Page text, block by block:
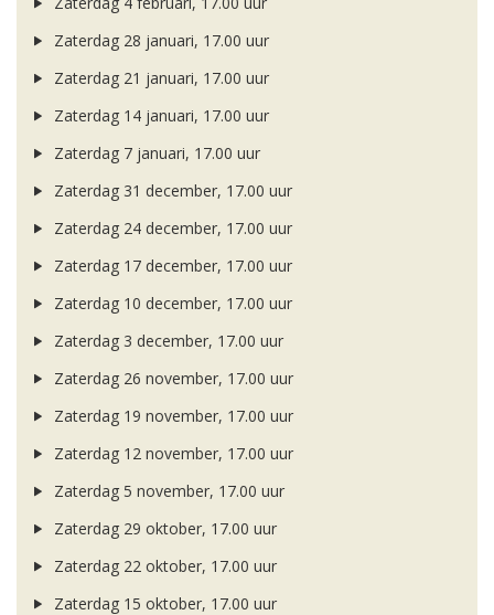
Zaterdag 28 januari, 17.00 uur
Zaterdag 21 januari, 17.00 uur
Zaterdag 14 januari, 17.00 uur
Zaterdag 7 januari, 17.00 uur
Zaterdag 31 december, 17.00 uur
Zaterdag 24 december, 17.00 uur
Zaterdag 17 december, 17.00 uur
Zaterdag 10 december, 17.00 uur
Zaterdag 3 december, 17.00 uur
Zaterdag 26 november, 17.00 uur
Zaterdag 19 november, 17.00 uur
Zaterdag 12 november, 17.00 uur
Zaterdag 5 november, 17.00 uur
Zaterdag 29 oktober, 17.00 uur
Zaterdag 22 oktober, 17.00 uur
Zaterdag 15 oktober, 17.00 uur